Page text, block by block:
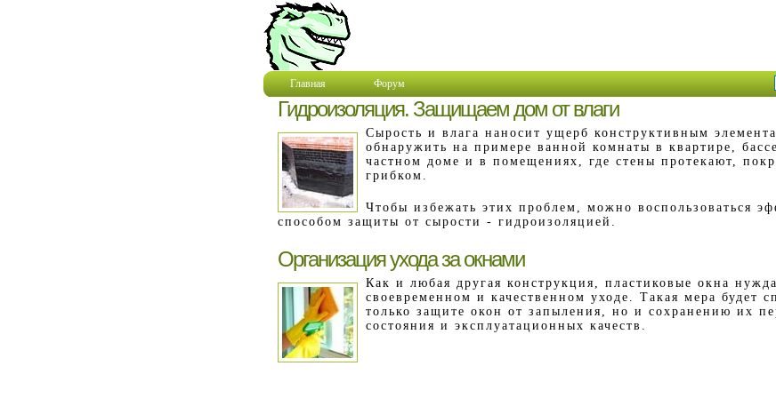
Главная Форум
Гидроизоляция. Защищаем дом от влаги
Сырость и влага наносит ущерб конструктивным
обнаружить на примере ванной комнаты в квартире,
частном доме и в помещениях, где стены протекают,
грибком.
Чтобы избежать этих проблем, можно воспользоваться
способом защиты от сырости - гидроизоляцией.
Организация ухода за окнами
Как и любая другая конструкция, пластиковые окна
своевременном и качественном уходе. Такая мера будет
только защите окон от запыления, но и сохранению их
состояния и эксплуатационных качеств.